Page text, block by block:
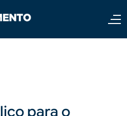
para o